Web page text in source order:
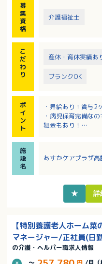
募
集
資
格
介護福祉士
こ
だ
わ
り
産休・育休実績あ
ブランクOK
ポ
イ
ン
ト
・昇給あり！賞与2
・病児保育完備な
舞金もあり！
な活動が出来るサロ
施
設
名
あすかケアプラザ
★ 詳
【特別養護老人ホーム
マネージャー/正社員(日
の介護・ヘルパー職求人情報